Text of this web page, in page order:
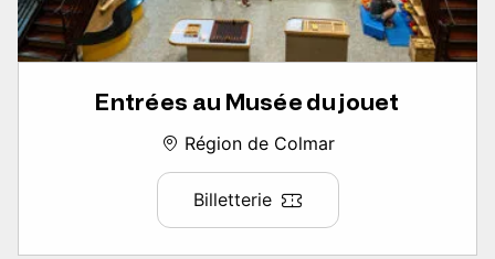
Entrées au Musée du jouet
Région de Colmar
Billetterie